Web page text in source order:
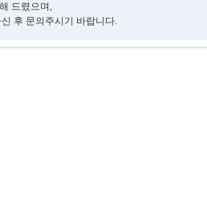
드렸으며,
후 문의주시기 바랍니다.